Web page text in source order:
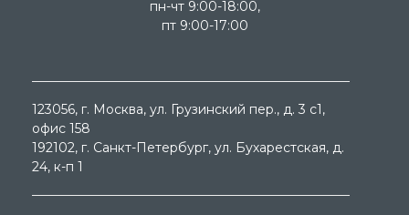
пн-чт 9:00-18:00,
пт 9:00-17:00
123056, г. Москва, ул. Грузинский пер., д. 3 c1,
офис 158
192102, г. Санкт-Петербург, ул. Бухарестская, д.
24, к-п 1